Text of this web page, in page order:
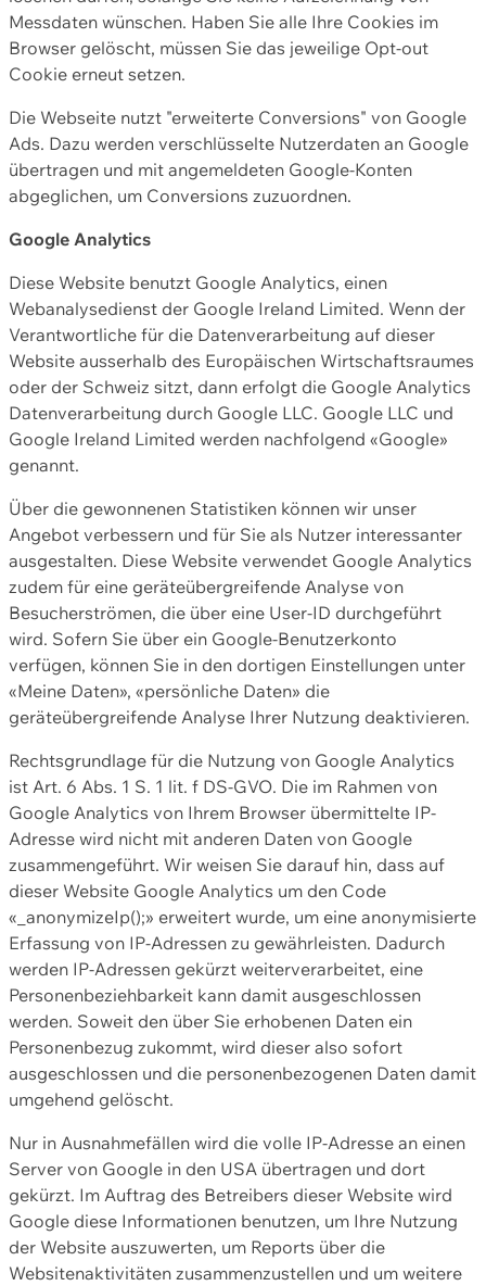
Messdaten wünschen. Haben Sie alle Ihre Cookies im
Browser gelöscht, müssen Sie das jeweilige Opt-out
Cookie erneut setzen.
Die Webseite nutzt "erweiterte Conversions" von Google
Ads. Dazu werden verschlüsselte Nutzerdaten an Google
übertragen und mit angemeldeten Google-Konten
abgeglichen, um Conversions zuzuordnen.
Google Analytics
Diese Website benutzt Google Analytics, einen
Webanalysedienst der Google Ireland Limited. Wenn der
Verantwortliche für die Datenverarbeitung auf dieser
Website ausserhalb des Europäischen Wirtschaftsraumes
oder der Schweiz sitzt, dann erfolgt die Google Analytics
Datenverarbeitung durch Google LLC. Google LLC und
Google Ireland Limited werden nachfolgend «Google»
genannt.
Über die gewonnenen Statistiken können wir unser
Angebot verbessern und für Sie als Nutzer interessanter
ausgestalten. Diese Website verwendet Google Analytics
zudem für eine geräteübergreifende Analyse von
Besucherströmen, die über eine User-ID durchgeführt
wird. Sofern Sie über ein Google-Benutzerkonto
verfügen, können Sie in den dortigen Einstellungen unter
«Meine Daten», «persönliche Daten» die
geräteübergreifende Analyse Ihrer Nutzung deaktivieren.
Rechtsgrundlage für die Nutzung von Google Analytics
ist Art. 6 Abs. 1 S. 1 lit. f DS-GVO. Die im Rahmen von
Google Analytics von Ihrem Browser übermittelte IP-
Adresse wird nicht mit anderen Daten von Google
zusammengeführt. Wir weisen Sie darauf hin, dass auf
dieser Website Google Analytics um den Code
«_anonymizeIp();» erweitert wurde, um eine anonymisierte
Erfassung von IP-Adressen zu gewährleisten. Dadurch
werden IP-Adressen gekürzt weiterverarbeitet, eine
Personenbeziehbarkeit kann damit ausgeschlossen
werden. Soweit den über Sie erhobenen Daten ein
Personenbezug zukommt, wird dieser also sofort
ausgeschlossen und die personenbezogenen Daten damit
umgehend gelöscht.
Nur in Ausnahmefällen wird die volle IP-Adresse an einen
Server von Google in den USA übertragen und dort
gekürzt. Im Auftrag des Betreibers dieser Website wird
Google diese Informationen benutzen, um Ihre Nutzung
der Website auszuwerten, um Reports über die
Websitenaktivitäten zusammenzustellen und um weitere